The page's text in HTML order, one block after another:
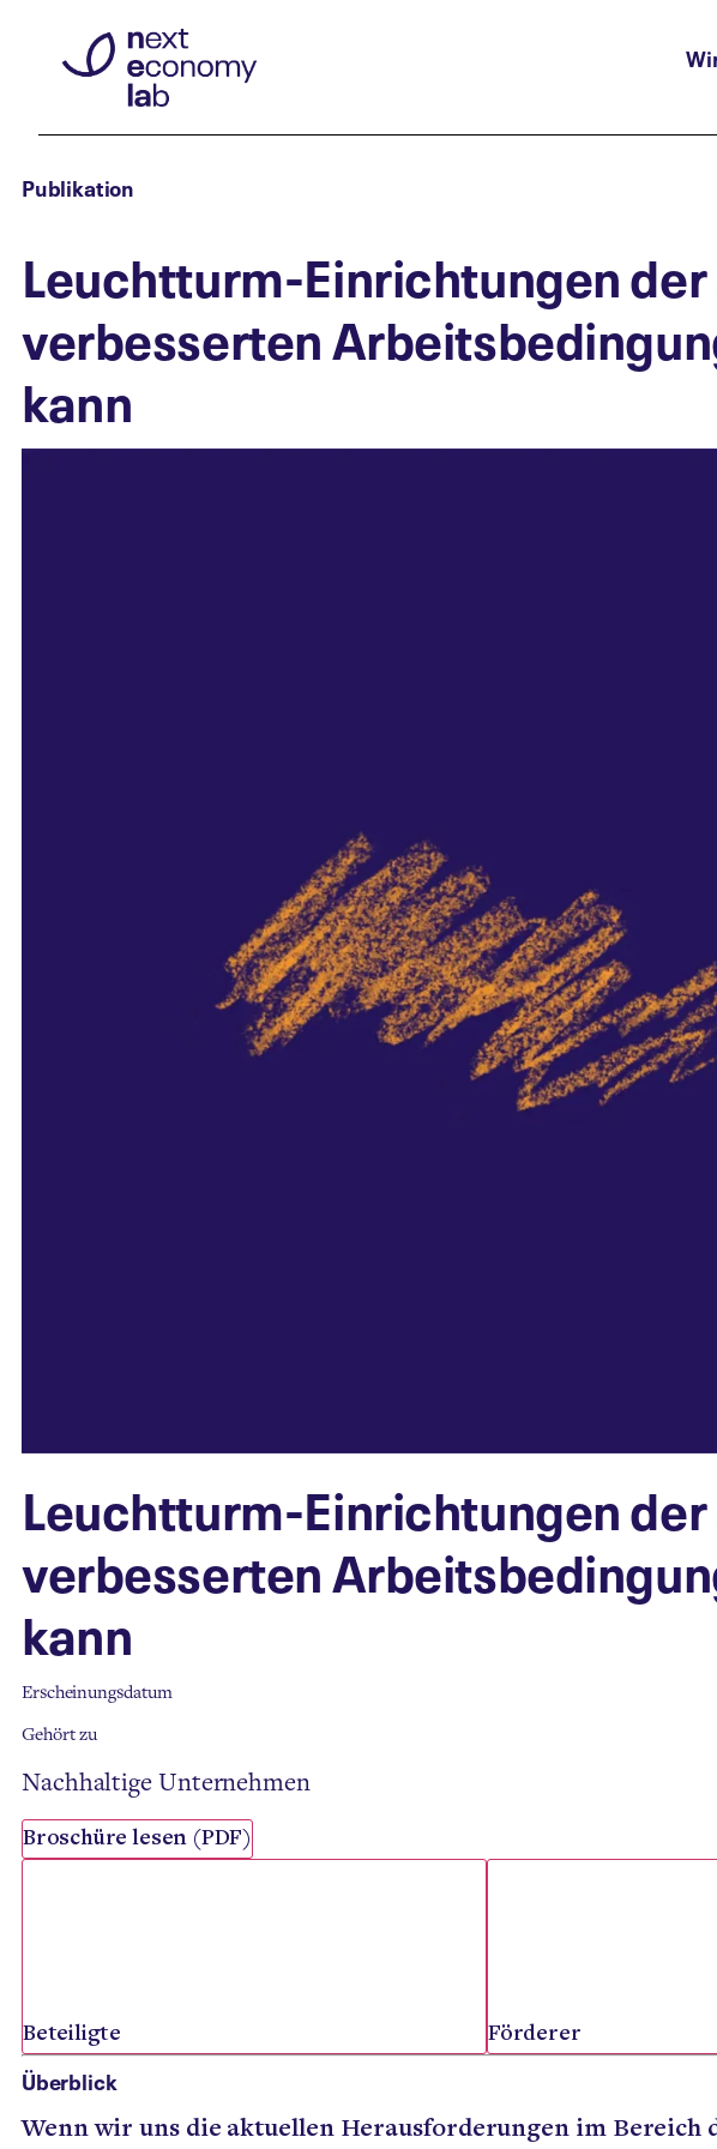
Publikation
Leuchtturm-Einrichtungen
verbesserten
kann
Leuchtturm-Einrichtungen
verbesserten
kann
Erscheinungsdatum
Gehört zu
Nachhaltige Unternehmen
Broschüre lesen (PDF)
Beteiligte Förderer
Überblick
Wenn wir uns die aktuellen Herausforderungen im Bereich